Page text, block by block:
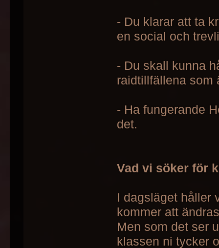
- Du klarar att ta
en social och
- Du skall kunna
raidtillfällena som
- Ha fungerande
det.
Vad vi söker för
I dagsläget håller
kommer att
Men som det ser
klassen ni tycker